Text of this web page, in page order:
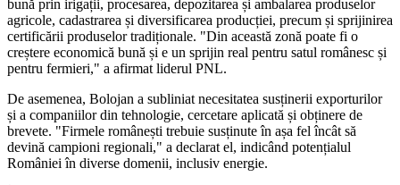
bună prin irigații, procesarea, depozitarea și ambalarea produselor
agricole, cadastrarea și diversificarea producției, precum și sprijinirea
certificării produselor tradiționale. "Din această zonă poate fi o
creștere economică bună și e un sprijin real pentru satul românesc și
pentru fermieri," a afirmat liderul PNL.
De asemenea, Bolojan a subliniat necesitatea susținerii exporturilor
și a companiilor din tehnologie, cercetare aplicată și obținere de
brevete. "Firmele românești trebuie susținute în așa fel încât să
devină campioni regionali," a declarat el, indicând potențialul
României în diverse domenii, inclusiv energie.